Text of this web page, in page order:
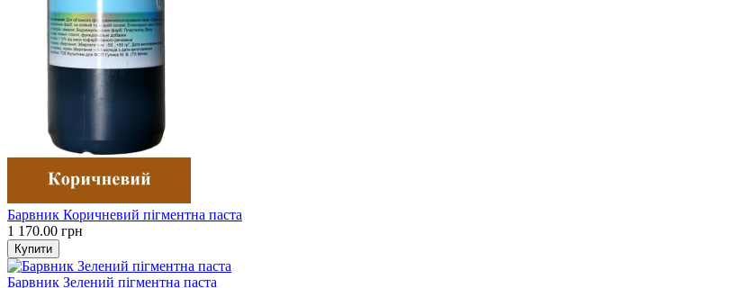
Барвник Коричневий пігментна паста
1 170.00 грн
Барвник Зелений пігментна паста